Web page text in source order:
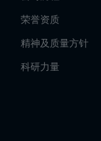
荣誉资质
精神及质量方针
科研力量